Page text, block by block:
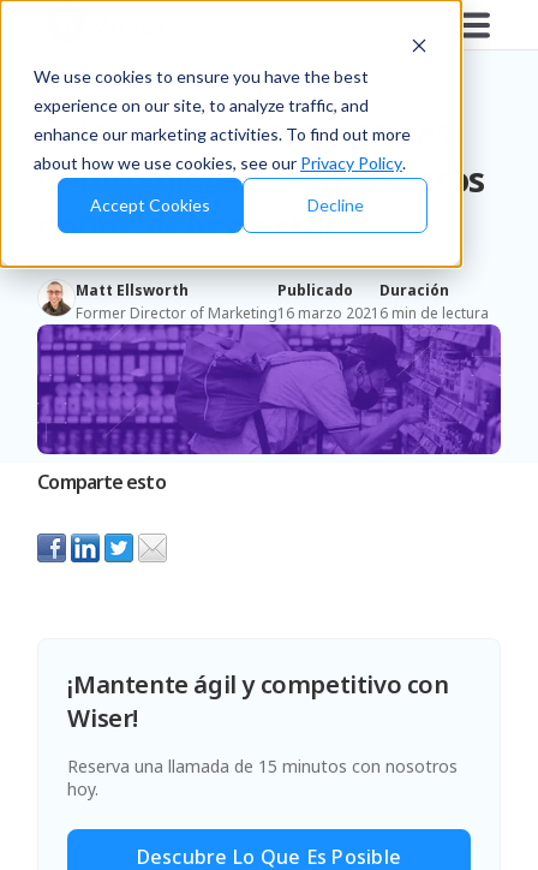
We use cookies to ensure you have the best
experience on our site, to analyze traffic, and
enhance our marketing activities. To find out more
about how we use cookies, see our Privacy Policy.
Accept Cookies Decline
Colocación en estanterías:
Cómo colocar sus productos
donde deben estar
Matt Ellsworth
Former Director of Marketing
Publicado
16 marzo 2021
Duración
6 min de lectura
Comparte esto
¡Mantente ágil y competitivo con
Wiser!
Reserva una llamada de 15 minutos con nosotros
hoy.
Descubre Lo Que Es Posible